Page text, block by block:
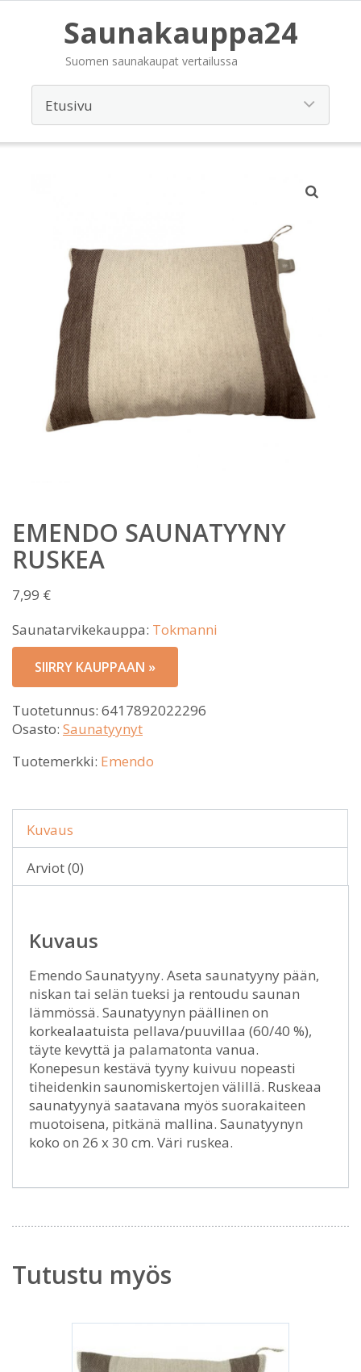
Saunakauppa24
Suomen saunakaupat vertailussa
EMENDO SAUNATYYNY
RUSKEA
7,99 €
Saunatarvikekauppa: Tokmanni
SIIRRY KAUPPAAN »
Tuotetunnus: 6417892022296
Osasto: Saunatyynyt
Tuotemerkki: Emendo
Kuvaus
Arviot (0)
Kuvaus
Emendo Saunatyyny. Aseta saunatyyny pään,
niskan tai selän tueksi ja rentoudu saunan
lämmössä. Saunatyynyn päällinen on
korkealaatuista pellava/puuvillaa (60/40 %),
täyte kevyttä ja palamatonta vanua.
Konepesun kestävä tyyny kuivuu nopeasti
tiheidenkin saunomiskertojen välillä. Ruskeaa
saunatyynyä saatavana myös suorakaiteen
muotoisena, pitkänä mallina. Saunatyynyn
koko on 26 x 30 cm. Väri ruskea.
Tutustu myös